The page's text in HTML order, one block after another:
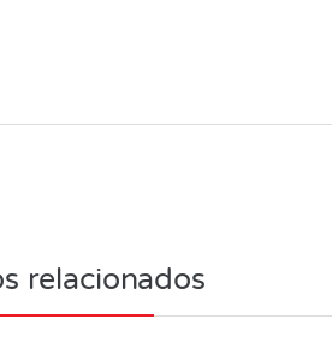
relacionados